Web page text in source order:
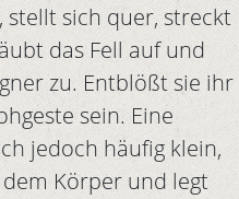
sich quer, streckt
das Fell auf und
zu. Entblößt sie ihr
sein. Eine
jedoch häufig klein,
Körper und legt